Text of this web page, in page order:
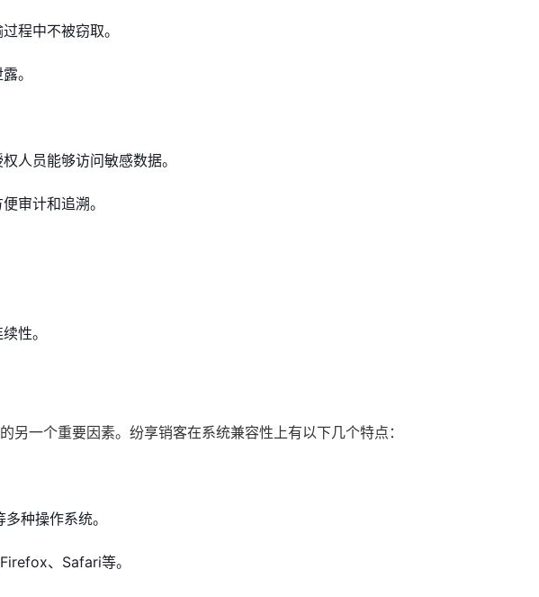
程中不被窃取。
。
人员能够访问敏感数据。
审计和追溯。
性。
一个重要因素。纷享销客在系统兼容性上有以下几个特点：
种操作系统。
、Safari等。